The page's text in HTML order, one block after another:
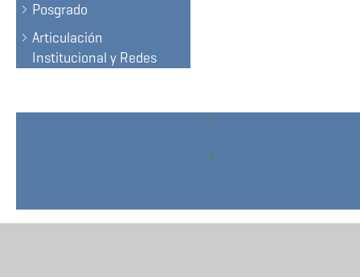
Posgrado
Articulación
Institucional y Redes